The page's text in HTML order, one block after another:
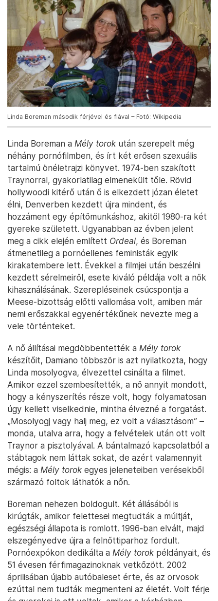
Linda Boreman második férjével és fiával – Fotó: Wikipedia
Linda Boreman a Mély torokután szerepelt még
néhány pornófilmben, és írt két erősen szexuális
tartalmú önéletrajzi könyvet. 1974-ben szakított
Traynorral, gyakorlatilag elmenekült tőle. Rövid
hollywoodi kitérő után ő is elkezdett józan életet
élni, Denverben kezdett újra mindent, és
hozzáment egy építőmunkáshoz, akitől 1980-ra két
gyereke született. Ugyanabban az évben jelent
meg a cikk elején említett Ordeal, és Boreman
átmenetileg a pornóellenes feministák egyik
kirakatembere lett. Évekkel a filmjei után beszélni
kezdett sérelmeiről, esete kiváló példája volt a nők
kihasználásának. Szerepléseinek csúcspontja a
Meese-bizottság előtti vallomása volt, amiben már
nemi erőszakkal egyenértékűnek nevezte meg a
vele történteket.
A nő állításai megdöbbentették a Mély torok
készítőit, Damiano többször is azt nyilatkozta, hogy
Linda mosolyogva, élvezettel csinálta a filmet.
Amikor ezzel szembesítették, a nő annyit mondott,
hogy a kényszerítés része volt, hogy folyamatosan
úgy kellett viselkednie, mintha élvezné a forgatást.
„Mosolyogj vagy halj meg, ez volt a választásom” –
monda, utalva arra, hogy a felvételek után ott volt
Traynor a pisztolyával. A bántalmazó kapcsolatból a
stábtagok nem láttak sokat, de azért valamennyit
mégis: a Mély torokegyes jeleneteiben verésekből
származó foltok láthatók a nőn.
Boreman nehezen boldogult. Két állásából is
kirúgták, amikor felettesei megtudták a múltját,
egészségi állapota is romlott. 1996-ban elvált, majd
elszegényedve újra a felnőttiparhoz fordult.
Pornóexpókon dedikálta a Mély torokpéldányait, és
51 évesen férfimagazinoknak vetkőzött. 2002
áprilisában újabb autóbaleset érte, és az orvosok
ezúttal nem tudták megmenteni az életét. Volt férje